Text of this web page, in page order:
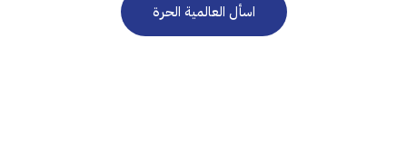
اسأل العالمية الحرة